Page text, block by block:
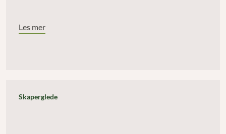
Les mer
Skaperglede